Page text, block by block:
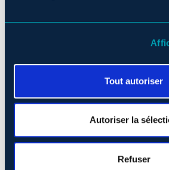
Tout autoriser
Autoriser la
Refuser
Jours de disponibilité*
Dimanche